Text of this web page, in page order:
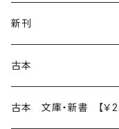
再入荷
新刊
本 の あれこれ
読書のこと
文芸
古本
本 の あれこれ
古本 文庫・新書 【￥